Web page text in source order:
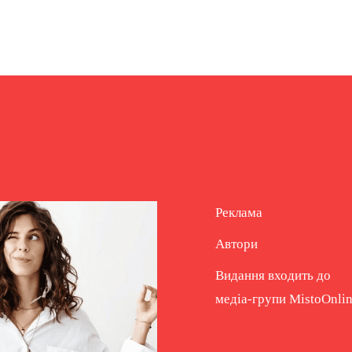
Реклама
Автори
Видання входить до
медіа-групи